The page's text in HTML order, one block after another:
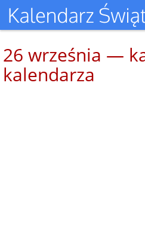
26 września —
kalendarza